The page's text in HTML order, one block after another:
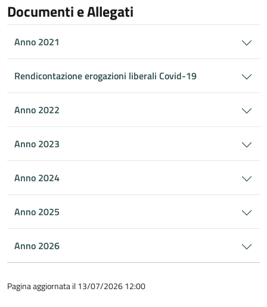
Documenti e Allegati
Anno 2021
Rendicontazione erogazioni liberali Covid-19
Anno 2022
Anno 2023
Anno 2024
Anno 2025
Anno 2026
Pagina aggiornata il 13/07/2026 12:00